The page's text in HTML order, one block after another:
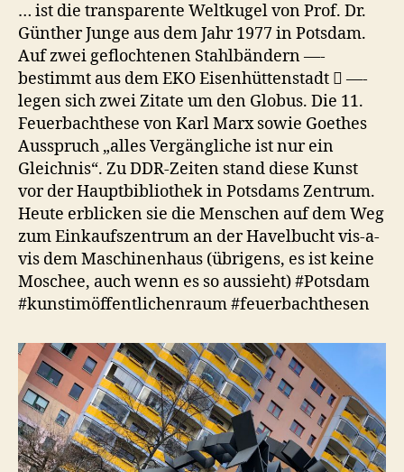
… ist die transparente Weltkugel von Prof. Dr.
Günther Junge aus dem Jahr 1977 in Potsdam.
Auf zwei geflochtenen Stahlbändern —-
bestimmt aus dem EKO Eisenhüttenstadt  —-
legen sich zwei Zitate um den Globus. Die 11.
Feuerbachthese von Karl Marx sowie Goethes
Ausspruch „alles Vergängliche ist nur ein
Gleichnis“. Zu DDR-Zeiten stand diese Kunst
vor der Hauptbibliothek in Potsdams Zentrum.
Heute erblicken sie die Menschen auf dem Weg
zum Einkaufszentrum an der Havelbucht vis-a-
vis dem Maschinenhaus (übrigens, es ist keine
Moschee, auch wenn es so aussieht) #Potsdam
#kunstimöffentlichenraum #feuerbachthesen